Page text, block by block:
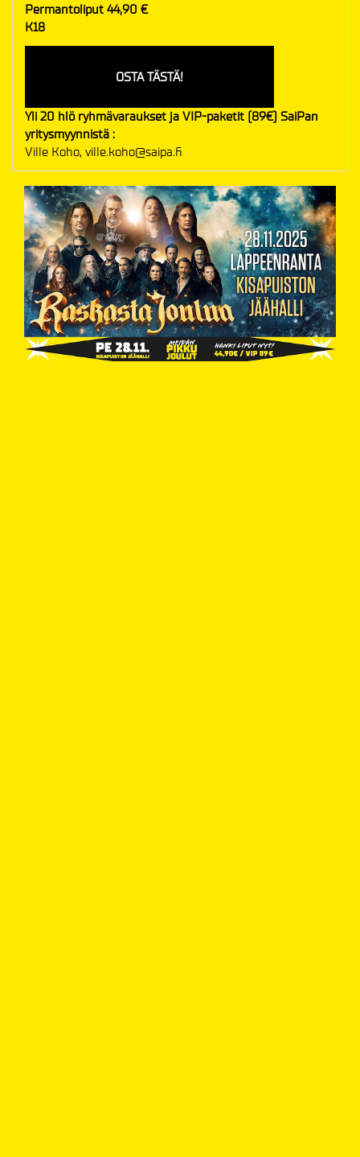
Permantoliput 44,90 €
K18
OSTA TÄSTÄ!
Yli 20 hlö ryhmävaraukset ja VIP-paketit (89€) SaiPan
yritysmyynnistä :
Ville Koho, ville.koho@saipa.fi